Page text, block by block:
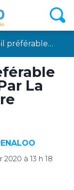
préférable…
La
2020 à 13 h 18